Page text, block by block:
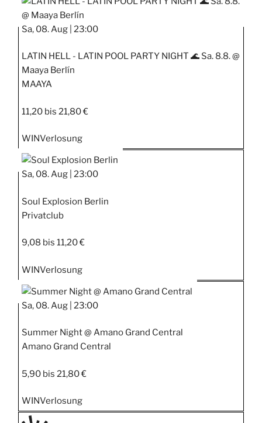
Sa, 08. Aug | 23:00
LATIN HELL - LATIN POOL PARTY NIGHT 🌊 Sa. 8.8. @
Maaya Berlín
MAAYA
11,20 bis 21,80 €
WINVerlosung
Sa, 08. Aug | 23:00
Soul Explosion Berlin
Privatclub
9,08 bis 11,20 €
WINVerlosung
Sa, 08. Aug | 23:00
Summer Night @ Amano Grand Central
Amano Grand Central
5,90 bis 21,80 €
WINVerlosung